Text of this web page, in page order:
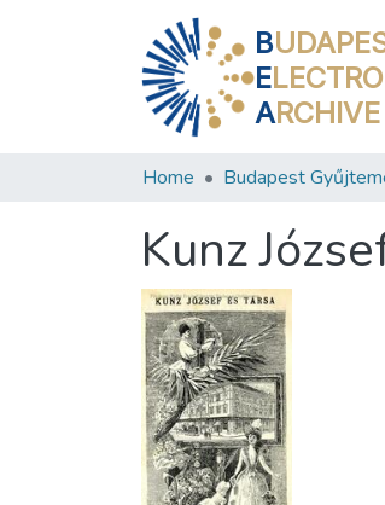
B
E
ARCHIVE
Home Budapest
Kunz